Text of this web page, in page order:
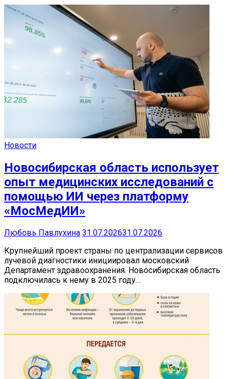
Новости
Новосибирская область использует
опыт медицинских исследований с
помощью ИИ через платформу
«МосМедИИ»
Любовь Павлухина 31.07.202631.07.2026
Крупнейший проект страны по централизации сервисов
лучевой диагностики инициировал московский
Департамент здравоохранения. Новосибирская область
подключилась к нему в 2025 году…